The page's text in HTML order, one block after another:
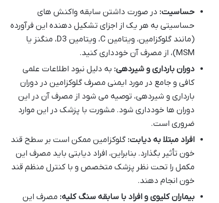
حساسیت: در صورت داشتن سابقه واکنش های
حساسیتی به هر یک از اجزای تشکیل دهنده این فرآورده
(مانند گلوکزامین، ویتامین C، ویتامین D3، منگنز یا
MSM)، از مصرف آن خودداری کنید.
دوران بارداری و شیردهی: به دلیل نبود اطلاعات علمی
کافی و جامع در مورد ایمنی مصرف گلوکزامین در دوران
بارداری و شیردهی، توصیه می شود از مصرف آن در این
دوران ها خودداری شود. مشورت با پزشک در این موارد
ضروری است.
افراد مبتلا به دیابت: گلوکزامین ممکن است بر سطح قند
خون تأثیر بگذارد. بنابراین، افراد دیابتی باید مصرف این
مکمل را تحت نظر پزشک متخصص و با کنترل منظم قند
خون انجام دهند.
بیماران کلیوی و افراد با سابقه سنگ کلیه: مصرف این